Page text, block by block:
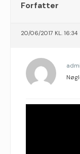
Forfatter
20/06/2017 KL. 16:34